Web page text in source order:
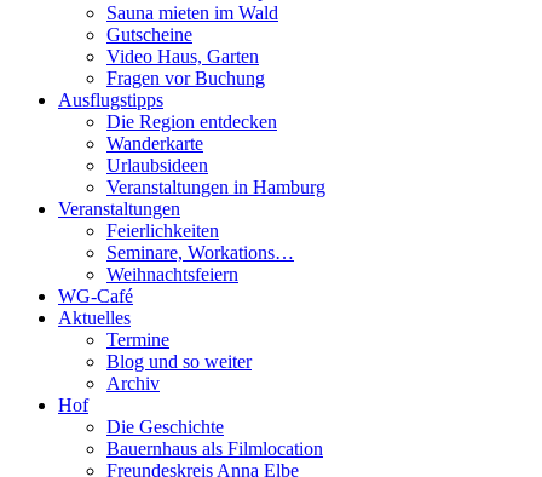
Sauna mieten im Wald
Gutscheine
Video Haus, Garten
Fragen vor Buchung
Ausflugstipps
Die Region entdecken
Wanderkarte
Urlaubsideen
Veranstaltungen in Hamburg
Veranstaltungen
Feierlichkeiten
Seminare, Workations…
Weihnachtsfeiern
WG-Café
Aktuelles
Termine
Blog und so weiter
Archiv
Hof
Die Geschichte
Bauernhaus als Filmlocation
Freundeskreis Anna Elbe